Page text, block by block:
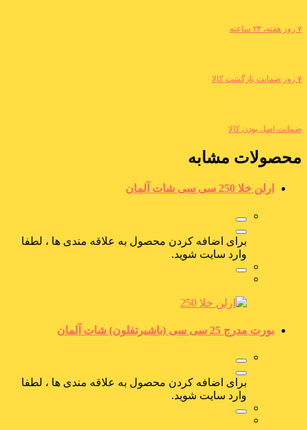
۷ روز هفته، ۲۴ ساعته
۷ روز ضمانت بازگشت کالا
ضمانت اصل بودن کالا
محصولات مشابه
ارلن خلا 250 سی سی شات آلمان
برای اضافه کردن محصول به علاقه مندی ها ، لطفا
وارد سایت شوید.
بورت مدرج 25 سی سی (باشیرتفلون) شات آلمان
برای اضافه کردن محصول به علاقه مندی ها ، لطفا
وارد سایت شوید.